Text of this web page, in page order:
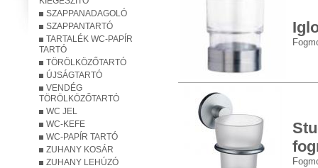
SZAPPANADAGOLÓ
SZAPPANTARTÓ
TARTALÉK WC-PAPÍR
TARTÓ
TÖRÖLKÖZŐTARTÓ
ÚJSÁGTARTÓ
VENDÉG
TÖRÖLKÖZŐTARTÓ
WC JEL
WC-KEFE
WC-PAPÍR TARTÓ
ZUHANY KOSÁR
ZUHANY LEHÚZÓ